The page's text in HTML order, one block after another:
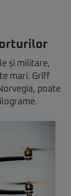
și militare,
mari. Griff
poate